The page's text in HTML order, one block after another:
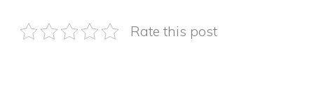
Rate this post